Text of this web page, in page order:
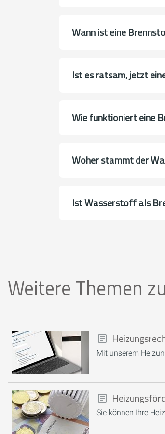
Wann ist eine
Ist es ratsam, jetzt
Wie funktioniert eine
Woher stammt der
Ist Wasserstoff als
Weitere Themen
Mit unserem
Sie können Ihre